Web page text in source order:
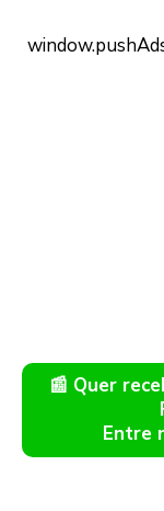
📰 Quer
Entre